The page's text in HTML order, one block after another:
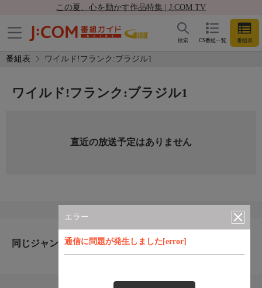
この夏、心を動かす作品特集 | J:COM TV
CS番組一覧 番組表
検索
番組表 ワイルド!フランク:ブラジル1
エラー
通信に問題が発生しました[error]
ワイルド!フランク:ブラジル1
直近の放送予定はありません
同じジャンルのおすすめ番組